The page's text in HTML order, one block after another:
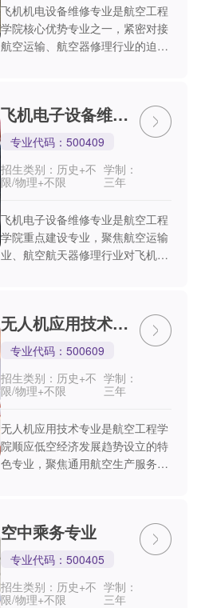
飞机机电设备维修专业是航空工程
学院核心优势专业之一，紧密对接
航空运输、航空器修理行业的迫切
培养体系，通过理实一体...
飞机电子设备维修
专业
专业代码：500409
招生类别：历史+不
限/物理+不限
学制：
三年
飞机电子设备维修专业是航空工程
学院重点建设专业，聚焦航空运输
业、航空航天器修理行业对飞机电
机通信、导航、电源、...
无人机应用技术专
业
专业代码：500609
招生类别：历史+不
限/物理+不限
学制：
三年
无人机应用技术专业是航空工程学
院顺应低空经济发展趋势设立的特
色专业，聚焦通用航空生产服务行
控、行业应用、检测维护等...
空中乘务专业
专业代码：500405
招生类别：历史+不
限/物理+不限
学制：
三年